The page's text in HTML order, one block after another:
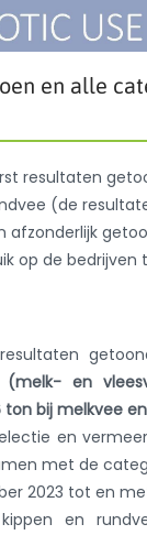
en alle
resultaten
(de
afzonderlijk
op de bedrijven
en
bij melkvee
en
met de
2023 tot en
en